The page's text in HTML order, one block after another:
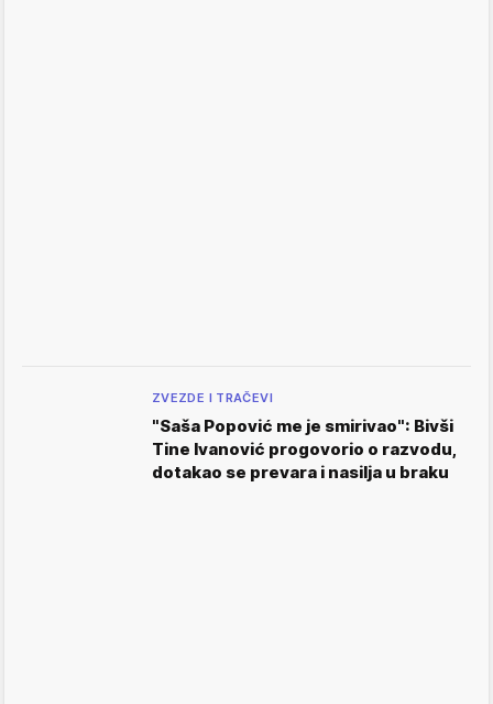
ZVEZDE I TRAČEVI
"Saša Popović me je smirivao": Bivši
Tine Ivanović progovorio o razvodu,
dotakao se prevara i nasilja u braku